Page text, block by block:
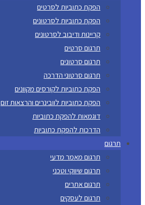
הפקת כתוביות לסרטים
הפקת כתוביות לסרטונים
קריינות ודיבוב לסרטונים
תרגום סרטים
תרגום סרטונים
תרגום סרטוני הדרכה
הפקת כתוביות לקורסים מקוונים
הפקת כתוביות לוובינרים והרצאות זום
דוגמאות להפקת כתוביות
הדרכות להפקת כתוביות
תרגום
תרגום מאמר מדעי
תרגום שיווקי וטכני
תרגום אתרים
תרגום לעסקים